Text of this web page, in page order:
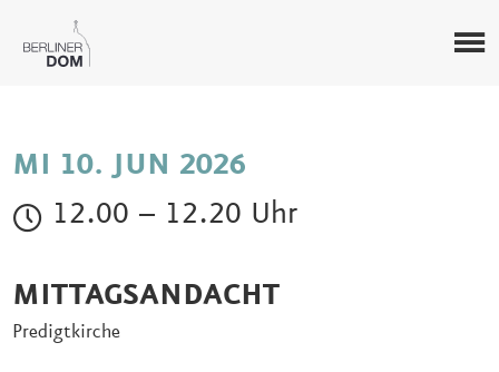
MI 10. JUN 2026
12.00 – 12.20 Uhr
MITTAGSANDACHT
Predigtkirche